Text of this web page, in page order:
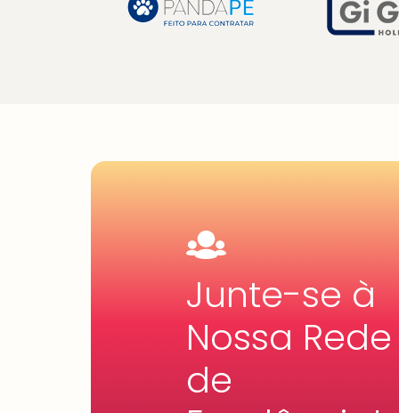
Junte-se à
Nossa Rede
de